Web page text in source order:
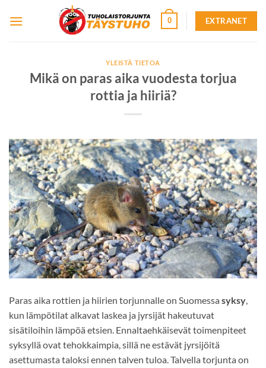
0 EXTRANET
YLEISTÄ TIETOA
Mikä on paras aika vuodesta torjua
rottia ja hiiriä?
Paras aika rottien ja hiirien torjunnalle on Suomessa syksy,
kun lämpötilat alkavat laskea ja jyrsijät hakeutuvat
sisätiloihin lämpöä etsien. Ennaltaehkäisevät toimenpiteet
syksyllä ovat tehokkaimpia, sillä ne estävät jyrsijöitä
asettumasta taloksi ennen talven tuloa. Talvella torjunta on